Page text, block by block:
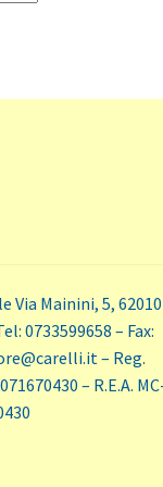
Via Mainini, 5, 62010
0733599658 – Fax:
– Reg.
– R.E.A.